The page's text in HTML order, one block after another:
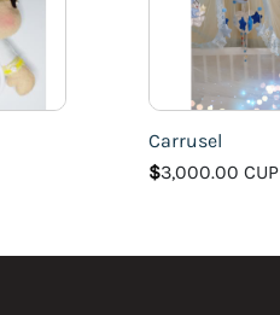
Carrusel
$3,000.00 CUP